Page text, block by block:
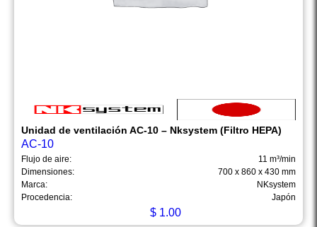
Unidad de ventilación AC-10 – Nksystem (Filtro HEPA)
AC-10
Flujo de aire:
11 m³/min
Dimensiones:
700 x 860 x 430 mm
Marca:
NKsystem
Procedencia:
Japón
$ 1.00